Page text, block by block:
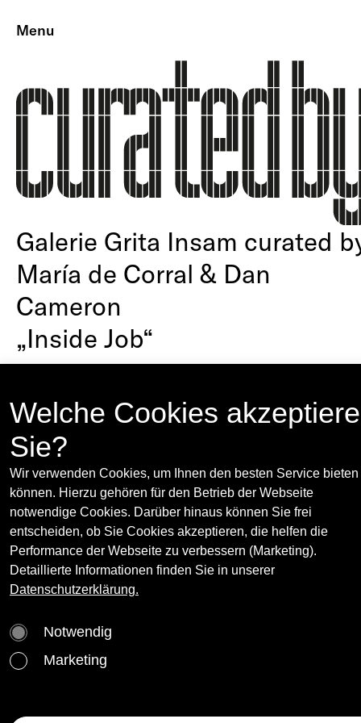
Welche Cookies
Sie?
Wir verwenden Cookies, um Ihnen den besten Service bieten
können. Hierzu gehören für den Betrieb der Webseite
notwendige Cookies. Darüber hinaus können Sie frei
entscheiden, ob Sie Cookies akzeptieren, die helfen die
Performance der Webseite zu verbessern (Marketing).
Detaillierte Informationen finden Sie in unserer
Datenschutzerklärung.
Notwendig
Marketing
Menu
Galerie Grita Insam curated
María de Corral & Dan
Cameron
„Inside Job“
9.5. - 13.6.2009 Press release
(opens in
Galerie Grita Insam, An der Hülben 3, 1010
Vienna (closed since 2011)
Curator(s):
María de Corral & Dan Cameron
Artist(s):
Waltercio Caldas